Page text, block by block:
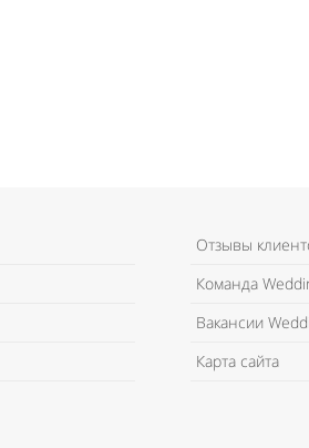
Отзывы
Команда
Вакансии
Карта сайта